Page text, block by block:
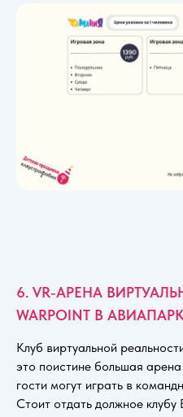
6. VR-АРЕНА
WARPOINT В
Клуб виртуальной
это поистине большая арена
гости могут играть в
Стоит отдать должное